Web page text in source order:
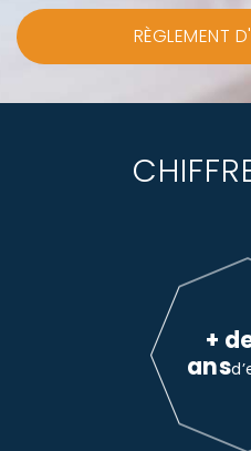
RÈGLEMENT
+
ans